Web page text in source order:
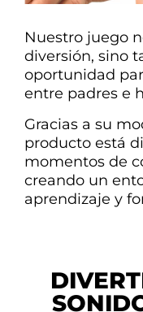
Nuestro juego
diversión, sino
oportunidad
entre padres e
Gracias a su
producto está
momentos de
creando un
aprendizaje y